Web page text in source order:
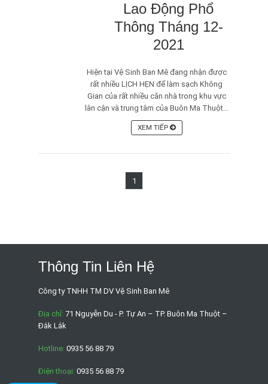
Lao Động Phổ
Thông Tháng 12-
2021
Hiện tại Vệ Sinh Ban Mê đang nhận được
rất nhiều LỊCH HẸN để làm sạch Không
Gian của rất nhiều căn nhà trong khu vực
lân cận và trung tâm của Buôn Ma Thuột...
XEM TIẾP
1
Thông Tin Liên Hệ
Công ty TNHH TM DV Vệ Sinh Ban Mê
Địa chỉ: 71 Nguyễn Du - P. Tự An – TP. Buôn Ma Thuột –
Đắk Lắk
Hotline: 0935 56 88 79
Điện thoại: 0935 56 88 79